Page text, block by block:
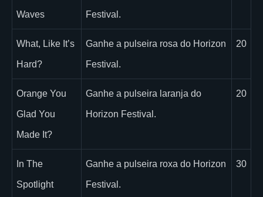
Waves Festival.
What, Like It’s
Hard?
Ganhe a pulseira rosa do Horizon
Festival.
20
Orange You
Glad You
Made It?
Ganhe a pulseira laranja do
Horizon Festival.
20
In The
Spotlight
Ganhe a pulseira roxa do Horizon
Festival.
30